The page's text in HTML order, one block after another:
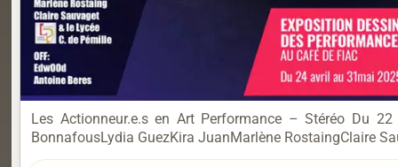
Les Actionneur.e.s en Art Performance – Stéréo Du
BonnafousLydia GuezKira JuanMarlène RostaingClaire